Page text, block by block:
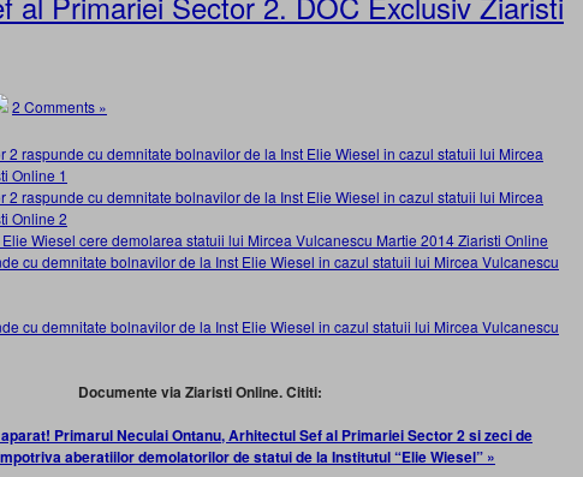
2 Comments »
Documente via Ziaristi Online. Cititi:
Primarul Neculai Ontanu, Arhitectul Sef al Primariei Sector 2 si zeci de
aberatiilor demolatorilor de statui de la Institutul “Elie Wiesel” »